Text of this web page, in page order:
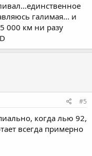
галимая... и
000 км ни разу
#5
когда лью 92,
всегда примерно